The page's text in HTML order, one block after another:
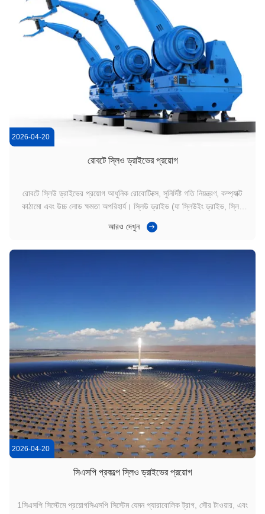
2026-04-20
রোবটে স্লিও ড্রাইভের প্রয়োগ
রোবটে স্লিউ ড্রাইভের প্রয়োগ আধুনিক রোবোটিক্সে, সুনির্দিষ্ট গতি নিয়ন্ত্রণ, কম্প্যাক্ট
কাঠামো এবং উচ্চ লোড ক্ষমতা অপরিহার্য। স্লিউ ড্রাইভ (যা স্লিউইং ড্রাইভ, স্লিউ
একটি মূল ঘূর্ণন সমাধান হিসাবে ব্যাপকভাবে ব্যবহৃত হয়, যা ...
আরও দেখুন
2026-04-20
সিএসপি প্রকল্পে স্লিও ড্রাইভের প্রয়োগ
1সিএসপি সিস্টেমে প্রয়োগসিএসপি সিস্টেম যেমন প্যারাবোলিক ট্রাগ, সৌর টাওয়ার, এবং